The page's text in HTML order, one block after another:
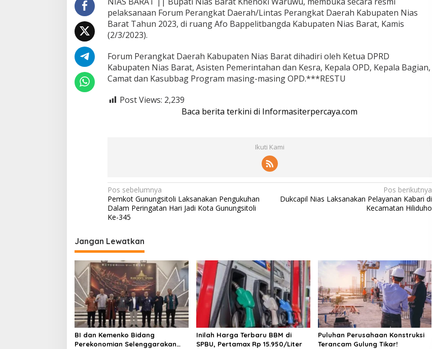
a
h
T
h
n
2
2
pelaksanaan Forum Perangkat Daerah/Lintas Perangkat Daerah Kabupaten Nias
Barat Tahun 2023, di ruang Afo Bappelitbangda Kabupaten Nias Barat, Kamis
(2/3/2023).
Forum Perangkat Daerah Kabupaten Nias Barat dihadiri oleh Ketua DPRD
Kabupaten Nias Barat, Asisten Pemerintahan dan Kesra, Kepala OPD, Kepala Bagian,
Camat dan Kasubbag Program masing-masing OPD.***RESTU
Post Views: 2,239
Baca berita terkini di Informasiterpercaya.com
Ikuti Kami
N
a
v
i
g
a
s
i
p
o
s
Pos sebelumnya
Pemkot Gunungsitoli Laksanakan Pengukuhan
Dalam Peringatan Hari Jadi Kota Gunungsitoli
Ke-345
Pos berikutnya
Dukcapil Nias Laksanakan Pelayanan Kabari di
Kecamatan Hiliduho
Jangan Lewatkan
BI dan Kemenko Bidang
Perekonomian Selenggarakan
Inilah Harga Terbaru BBM di
SPBU, Pertamax Rp 15.950/Liter
Puluhan Perusahaan Konstruksi
Terancam Gulung Tikar!